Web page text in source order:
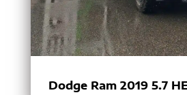
Dodge Ram 2019 5.7